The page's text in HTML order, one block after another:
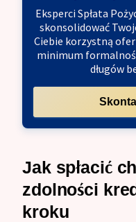
Eksperci Spłata
skonsolidować
Ciebie korzystną
minimum
długów
Jak spłacić
zdolności
kroku